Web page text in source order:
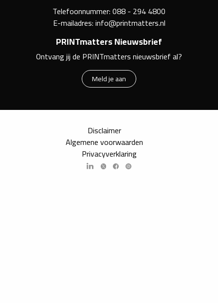
Telefoonnummer:088 - 294 4800
E-mailadres:info@printmatters.nl
PRINTmatters Nieuwsbrief
Ontvang jij de PRINTmatters nieuwsbrief al?
Meld je aan
Disclaimer
Algemene voorwaarden
Privacyverklaring